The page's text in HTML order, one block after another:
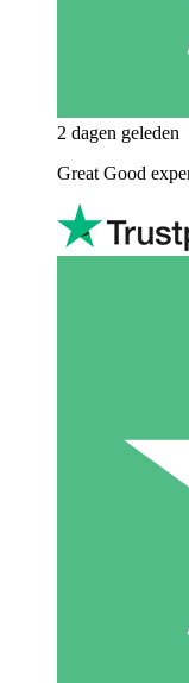
2 dagen geleden
Great Good